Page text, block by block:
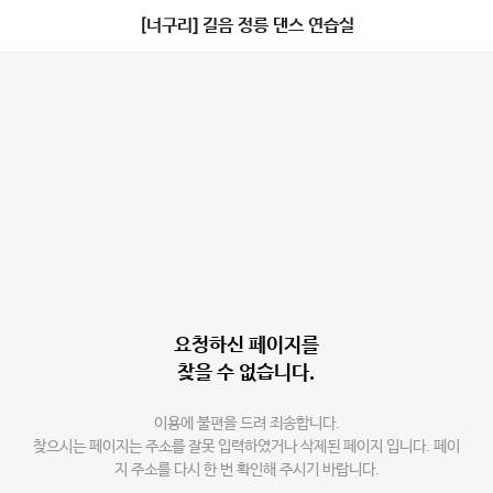
[너구리] 길음 정릉 댄스 연습실
요청하신 페이지를
찾을 수 없습니다.
이용에 불편을 드려 죄송합니다.
찾으시는 페이지는 주소를 잘못 입력하였거나 삭제된 페이지 입니다. 페이
지 주소를 다시 한 번 확인해 주시기 바랍니다.